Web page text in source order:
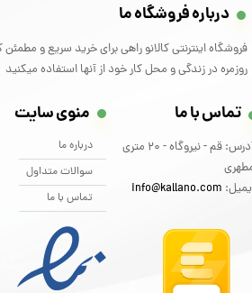
درباره فروشگاه ما
فروشگاه اینترنتی کالانو راهی برای خرید سریع و
روزمره در زندگی و محل کار خود از آنها استفاده میکنید
تماس با ما
آدرس: قم - نیروگاه - 20 متری
info@kallano.com​​​​​​​
منوی سایت
درباره ما
سوالات متداول
تماس با ما